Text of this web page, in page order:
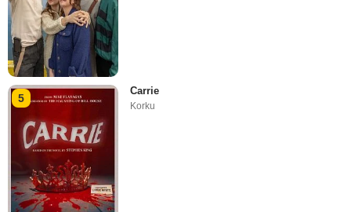
5
Carrie
Korku